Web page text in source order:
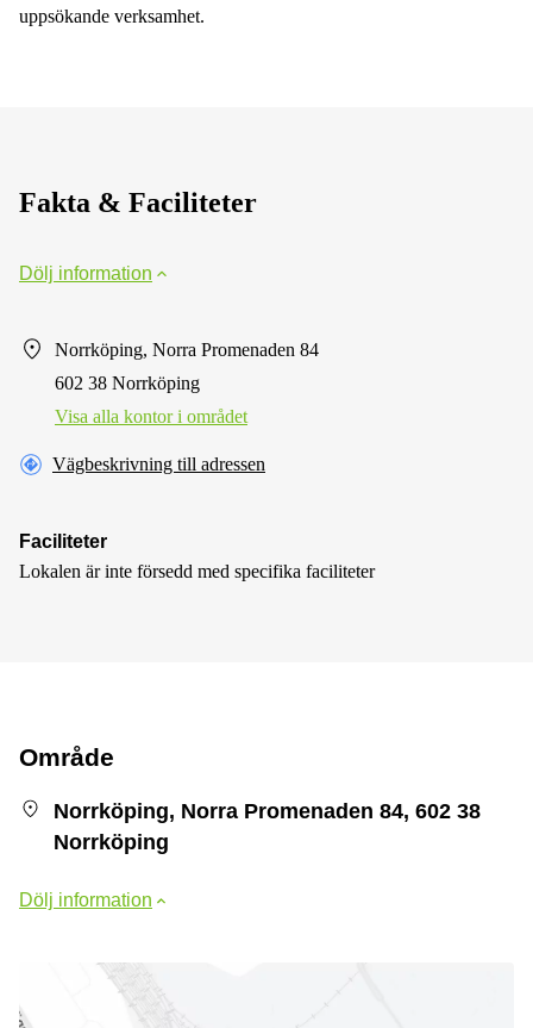
uppsökande verksamhet.
Fakta & Faciliteter
Dölj information
Norrköping, Norra Promenaden 84
602 38 Norrköping
Visa alla kontor i området
Vägbeskrivning till adressen
Faciliteter
Lokalen är inte försedd med specifika faciliteter
Område
Norrköping, Norra Promenaden 84, 602 38
Norrköping
Dölj information